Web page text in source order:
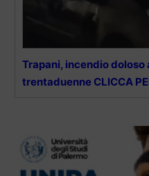
Trapani, incendio
trentaduenne CLICCA